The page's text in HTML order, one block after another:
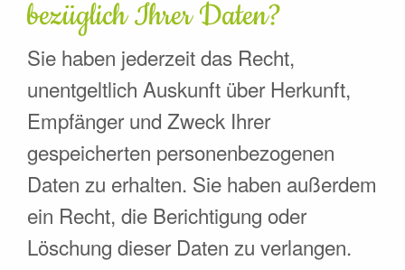
bezüglich Ihrer Daten?
Sie haben jederzeit das Recht,
unentgeltlich Auskunft über Herkunft,
Empfänger und Zweck Ihrer
gespeicherten personenbezogenen
Daten zu erhalten. Sie haben außerdem
ein Recht, die Berichtigung oder
Löschung dieser Daten zu verlangen.